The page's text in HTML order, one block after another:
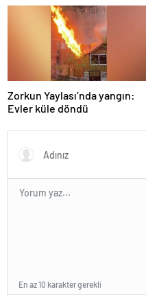
Zorkun Yaylası’nda yangın:
Evler küle döndü
En az 10 karakter gerekli